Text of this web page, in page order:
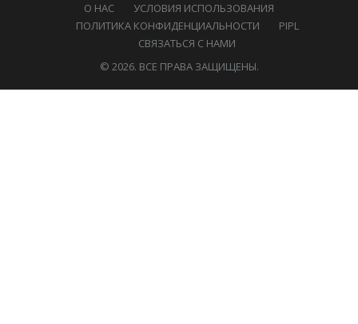
О НАС
УСЛОВИЯ ИСПОЛЬЗОВАНИЯ
ПОЛИТИКА КОНФИДЕНЦИАЛЬНОСТИ
PIPL
СВЯЗАТЬСЯ С НАМИ
© 2026. ВСЕ ПРАВА ЗАЩИЩЕНЫ.